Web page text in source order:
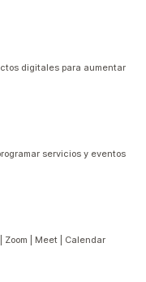
digitales para aumentar
servicios y eventos
Zoom | Meet | Calendar